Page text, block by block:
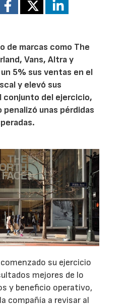
de marcas como The
Vans, Altra y
5% sus ventas en el
y elevó sus
conjunto del ejercicio,
penalizó unas pérdidas
su ejercicio
mejores de lo
y beneficio operativo,
compañía a revisar al